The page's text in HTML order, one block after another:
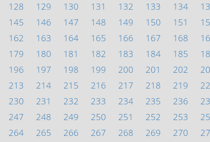
128 129 130 131 132 133 134
145 146 147 148 149 150 151
162 163 164 165 166 167 168
179 180 181 182 183 184 185
196 197 198 199 200 201 202
213 214 215 216 217 218 219
230 231 232 233 234 235 236
247 248 249 250 251 252 253
264 265 266 267 268 269 270